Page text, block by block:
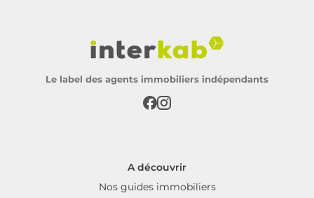
Le label des agents immobiliers indépendants
A découvrir
Nos guides immobiliers